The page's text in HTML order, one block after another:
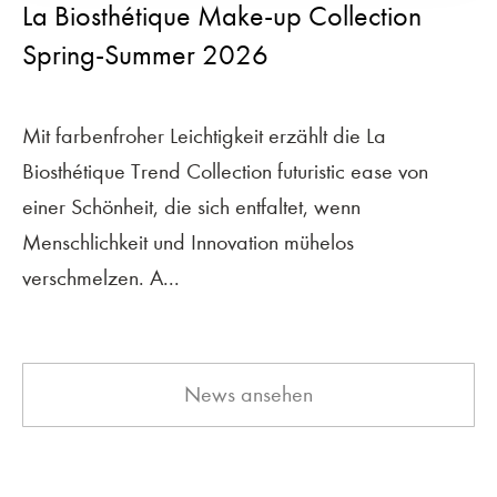
La Biosthétique Make-up Collection
Spring-Summer 2026
Mit farbenfroher Leichtigkeit erzählt die La
Biosthétique Trend Collection futuristic ease von
einer Schönheit, die sich entfaltet, wenn
Menschlichkeit und Innovation mühelos
verschmelzen. A...
News ansehen